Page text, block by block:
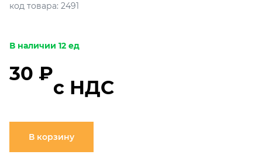
код товара: 2491
В наличии 12 ед
30 ₽
с НДС
В корзину